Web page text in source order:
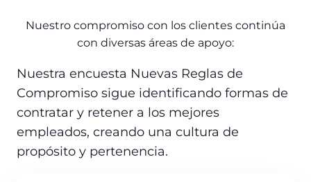
Nuestro compromiso con los clientes continúa
con diversas áreas de apoyo:
Nuestra encuesta Nuevas Reglas de
Compromiso sigue identificando formas de
contratar y retener a los mejores
empleados, creando una cultura de
propósito y pertenencia.